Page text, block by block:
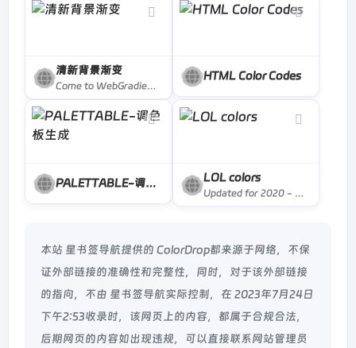
清新背景渐变
Come to WebGradients.com for 180 beautiful linear gradients in CSS3, Photoshop and Sketch. This collection is curated by top designers and totally free.
HTML Color Codes
PALETTABLE-调色板生成 LOL colors
Updated for 2020 - we&#039;ve found the best web design agencies so you don&#039;t have to. Save time and find the right web design firm here!
本站 星书签导航提供的 ColorDrop都来源于网络，不保
证外部链接的准确性和完整性，同时，对于该外部链接
的指向，不由 星书签导航实际控制，在 2023年7月24日
下午2:53收录时，该网页上的内容，都属于合规合法，
后期网页的内容如出现违规，可以直接联系网站管理员